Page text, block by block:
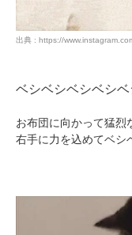
出典 : https://
ベシベシベシベシベ
お布団に向かって猛烈
右手に力を込めてベシ